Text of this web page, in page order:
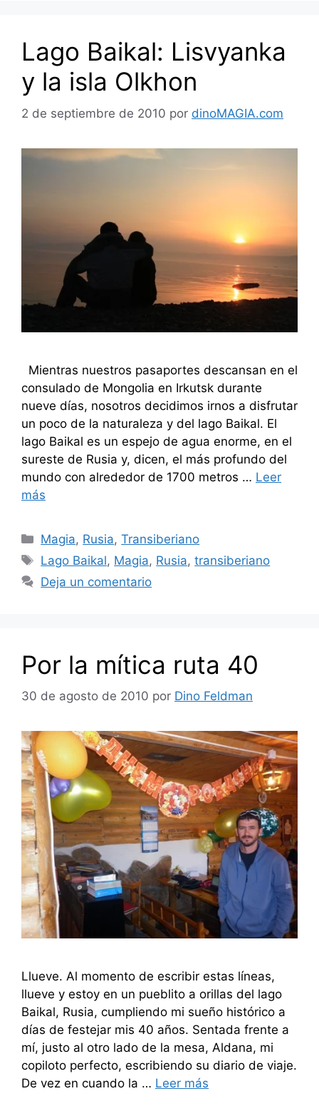
Lago Baikal: Lisvyanka
y la isla Olkhon
2 de septiembre de 2010 por dinoMAGIA.com
Mientras nuestros pasaportes descansan en el
consulado de Mongolia en Irkutsk durante
nueve días, nosotros decidimos irnos a disfrutar
un poco de la naturaleza y del lago Baikal. El
lago Baikal es un espejo de agua enorme, en el
sureste de Rusia y, dicen, el más profundo del
mundo con alrededor de 1700 metros … Leer
más
Categorías
Magia, Rusia,Transiberiano
Etiquetas
Lago Baikal, Magia, Rusia,transiberiano
Deja un comentario
Por la mítica ruta 40
30 de agosto de 2010 por Dino Feldman
Llueve. Al momento de escribir estas líneas,
llueve y estoy en un pueblito a orillas del lago
Baikal, Rusia, cumpliendo mi sueño histórico a
días de festejar mis 40 años. Sentada frente a
mí, justo al otro lado de la mesa, Aldana, mi
copiloto perfecto, escribiendo su diario de viaje.
De vez en cuando la … Leer más